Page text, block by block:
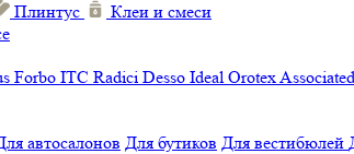
Плинтус
Клеи и смеси
Forbo ITC Radici Desso Ideal Orotex
автосалонов Для бутиков Для вестибюлей